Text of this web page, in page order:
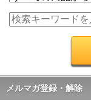
メルマガ登録・解除